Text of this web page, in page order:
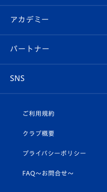
イベント
メディア
ホームタウン
スタッフプロフィール
マスコット紹介
平和祈念活動
Revive Team
ヴィヴィくんの長崎おもて
フォトギャラリー
スタジアムグルメ
V-LOVERS（ファンクラブ
プレイヤーズスイート
オンラインショップ
店舗情報
アカデミー
育成からのお知らせ
U-18
スクール
パートナー
SNS
ヴィヴィくんインスタグラ
公式LINE＠
ご利用規約
クラブ概要
プライバシーポリシー
FAQ〜お問合せ〜